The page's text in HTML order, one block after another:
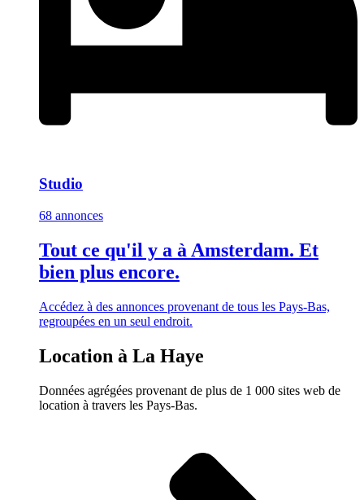
Studio
68 annonces
Tout ce qu'il y a à Amsterdam. Et
bien plus encore.
Accédez à des annonces provenant de tous les Pays-Bas,
regroupées en un seul endroit.
Location à La Haye
Données agrégées provenant de plus de 1 000 sites web de
location à travers les Pays-Bas.